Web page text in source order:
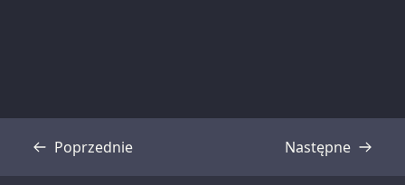
Poprzednie
Transkrypcja Następne
Transkrypcja